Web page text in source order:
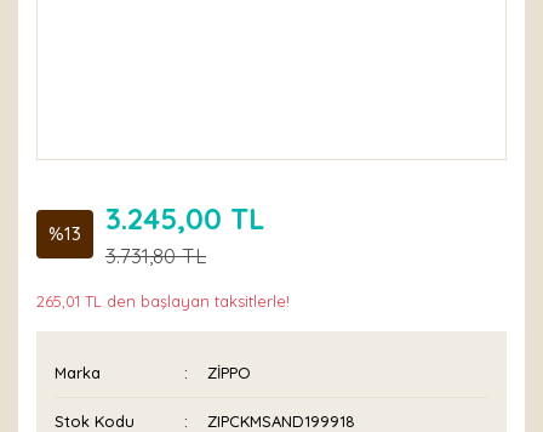
%13 3.245,00 TL
3.731,80 TL
265,01 TL den başlayan taksitlerle!
Marka ZİPPO
Stok Kodu ZIPCKMSAND199918